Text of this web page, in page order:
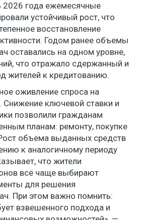
2026 года ежемесячные
устойчивый рост, что
восстановление
Годом ранее объемы
оставались на одном уровне,
что отражало сдержанный и
жителей к кредитованию.
оживление спроса на
Снижение ключевой ставки и
позволили гражданам
планам: ремонту, покупке
объема выданных средств
к аналогичному периоду
что жители
всё чаще выбирают
для решения
При этом важно помнить:
взвешенного подхода и